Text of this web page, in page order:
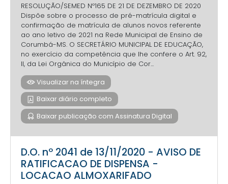
RESOLUÇÃO/SEMED Nº165 DE 21 DE DEZEMBRO DE 2020
Dispõe sobre o processo de pré-matrícula digital e
confirmação de matrícula de alunos novos referente
ao ano letivo de 2021 na Rede Municipal de Ensino de
Corumbá-MS. O SECRETÁRIO MUNICIPAL DE EDUCAÇÃO,
no exercício da competência que lhe confere o Art. 92,
II, da Lei Orgânica do Município de Cor...
Visualizar na íntegra
Baixar diário completo
Baixar publicação com Assinatura Digital
D.O. nº 2041 de 13/11/2020 - AVISO DE
RATIFICACAO DE DISPENSA -
LOCACAO ALMOXARIFADO